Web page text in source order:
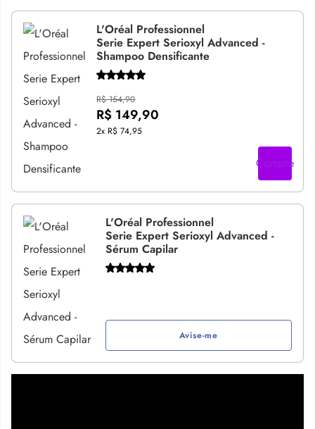
L'Oréal Professionnel
Serie Expert Serioxyl Advanced -
Shampoo Densificante
R$ 154,90
R$ 149,90
2x R$ 74,95
Compre
L'Oréal Professionnel
Serie Expert Serioxyl Advanced -
Sérum Capilar
Avise-me